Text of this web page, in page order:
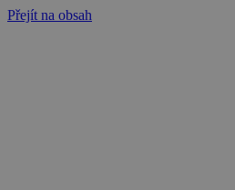
Přejít na obsah